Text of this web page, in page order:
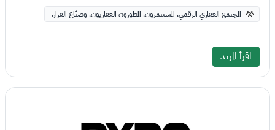
المجتمع العقاري الرقمي، المستثمرون، المطورون العقاريون، وصنّاع القرار.
اقرأ المزيد